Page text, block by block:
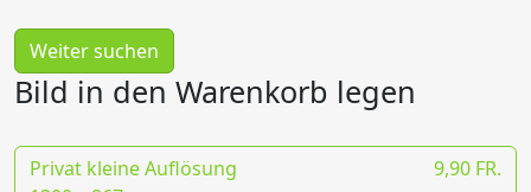
Weiter suchen
Bild in den Warenkorb legen
Privat kleine Auflösung
9,90 FR.